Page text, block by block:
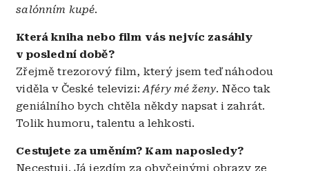
salónním kupé.
Která kniha nebo film vás nejvíc zasáhly
v poslední době?
Zřejmě trezorový film, který jsem teď náhodou
viděla v České televizi:Aféry mé ženy. Něco tak
geniálního bych chtěla někdy napsat i zahrát.
Tolik humoru, talentu a lehkosti.
Cestujete za uměním? Kam naposledy?
Necestuji. Já jezdím za obyčejnými obrazy ze